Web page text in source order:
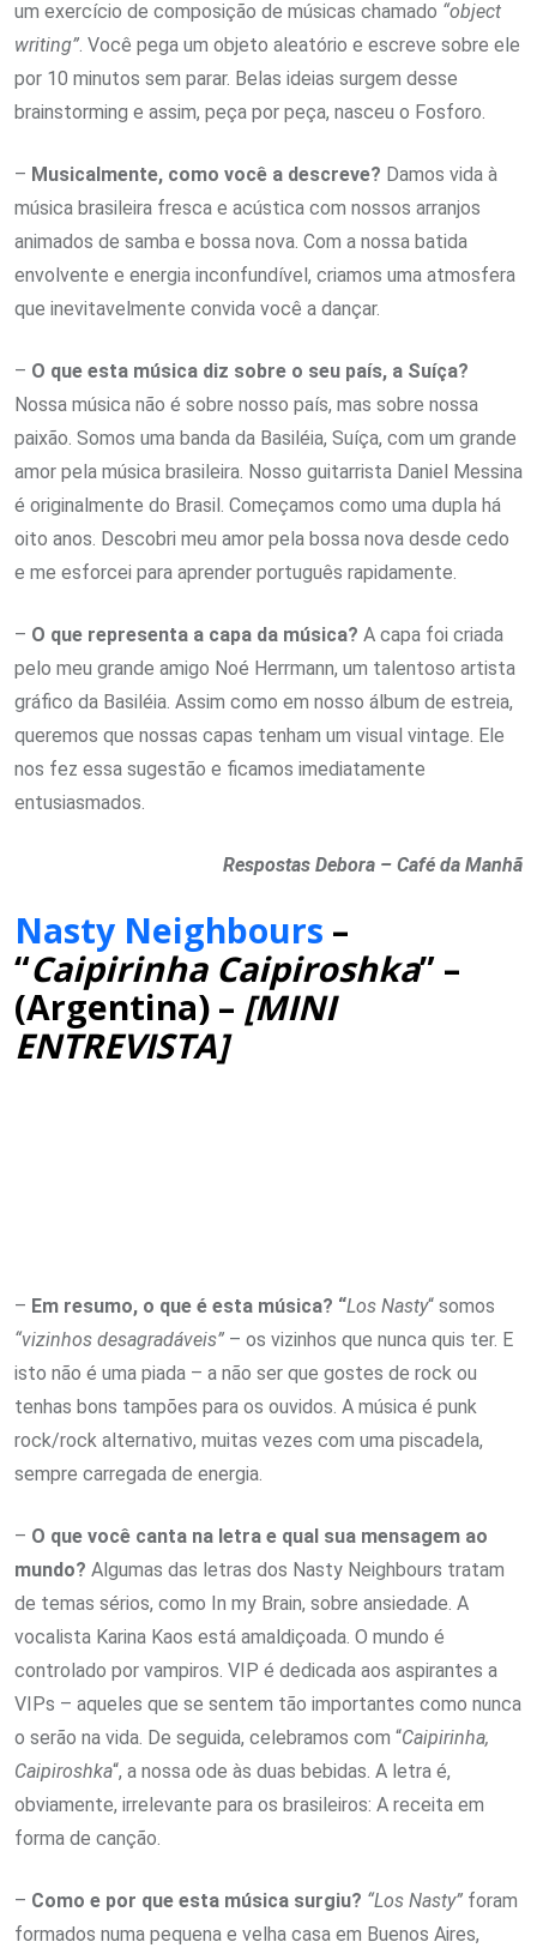
um exercício de composição de músicas chamado “object
writing”. Você pega um objeto aleatório e escreve sobre ele
por 10 minutos sem parar. Belas ideias surgem desse
brainstorming e assim, peça por peça, nasceu o Fosforo.
– Musicalmente, como você a descreve? Damos vida à
música brasileira fresca e acústica com nossos arranjos
animados de samba e bossa nova. Com a nossa batida
envolvente e energia inconfundível, criamos uma atmosfera
que inevitavelmente convida você a dançar.
– O que esta música diz sobre o seu país, a Suíça?
Nossa música não é sobre nosso país, mas sobre nossa
paixão. Somos uma banda da Basiléia, Suíça, com um grande
amor pela música brasileira. Nosso guitarrista Daniel Messina
é originalmente do Brasil. Começamos como uma dupla há
oito anos. Descobri meu amor pela bossa nova desde cedo
e me esforcei para aprender português rapidamente.
– O que representa a capa da música? A capa foi criada
pelo meu grande amigo Noé Herrmann, um talentoso artista
gráfico da Basiléia. Assim como em nosso álbum de estreia,
queremos que nossas capas tenham um visual vintage. Ele
nos fez essa sugestão e ficamos imediatamente
entusiasmados.
Respostas Debora – Café da Manhã
Nasty Neighbours –
“Caipirinha Caipiroshka” –
(Argentina) – [MINI
ENTREVISTA]
– Em resumo, o que é esta música? “Los Nasty“ somos
“vizinhos desagradáveis” – os vizinhos que nunca quis ter. E
isto não é uma piada – a não ser que gostes de rock ou
tenhas bons tampões para os ouvidos. A música é punk
rock/rock alternativo, muitas vezes com uma piscadela,
sempre carregada de energia.
– O que você canta na letra e qual sua mensagem ao
mundo? Algumas das letras dos Nasty Neighbours tratam
de temas sérios, como In my Brain, sobre ansiedade. A
vocalista Karina Kaos está amaldiçoada. O mundo é
controlado por vampiros. VIP é dedicada aos aspirantes a
VIPs – aqueles que se sentem tão importantes como nunca
o serão na vida. De seguida, celebramos com “Caipirinha,
Caipiroshka“, a nossa ode às duas bebidas. A letra é,
obviamente, irrelevante para os brasileiros: A receita em
forma de canção.
– Como e por que esta música surgiu? “Los Nasty” foram
formados numa pequena e velha casa em Buenos Aires,